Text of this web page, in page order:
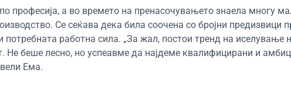
професија, а во времето на пренасочувањето знаела многу
Се сеќава дека била соочена со бројни предизвици
работна сила. „За жал, постои тренд на иселување
Не беше лесно, но успеавме да најдеме квалифицирани и
Ема.